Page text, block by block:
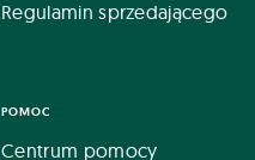
Regulamin sprzedającego
POMOC
Centrum pomocy